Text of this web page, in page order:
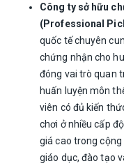
Công ty sở hữu
(Professional
quốc tế chuyên
chứng nhận cho
đóng vai trò quan
huấn luyện môn
viên có đủ kiến
chơi ở nhiều cấp
giá cao trong
giáo dục, đào tạo